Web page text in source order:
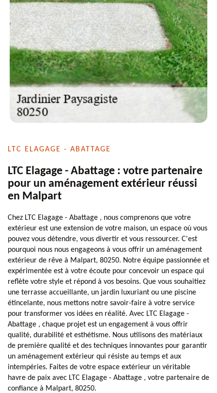
LTC ELAGAGE - ABATTAGE
LTC Elagage - Abattage : votre partenaire
pour un aménagement extérieur réussi
en Malpart
Chez LTC Elagage - Abattage , nous comprenons que votre
extérieur est une extension de votre maison, un espace où vous
pouvez vous détendre, vous divertir et vous ressourcer. C'est
pourquoi nous nous engageons à vous offrir un aménagement
extérieur de rêve à Malpart, 80250. Notre équipe passionnée et
expérimentée est à votre écoute pour concevoir un espace qui
reflète votre style et répond à vos besoins. Que vous souhaitiez
une terrasse accueillante, un jardin luxuriant ou une piscine
étincelante, nous mettons notre savoir-faire à votre service
pour transformer vos idées en réalité. Avec LTC Elagage -
Abattage , chaque projet est un engagement à vous offrir
qualité, durabilité et esthétisme. Nous utilisons des matériaux
de première qualité et des techniques innovantes pour garantir
un aménagement extérieur qui résiste au temps et aux
intempéries. Faites de votre espace extérieur un véritable
havre de paix avec LTC Elagage - Abattage , votre partenaire de
confiance à Malpart, 80250.